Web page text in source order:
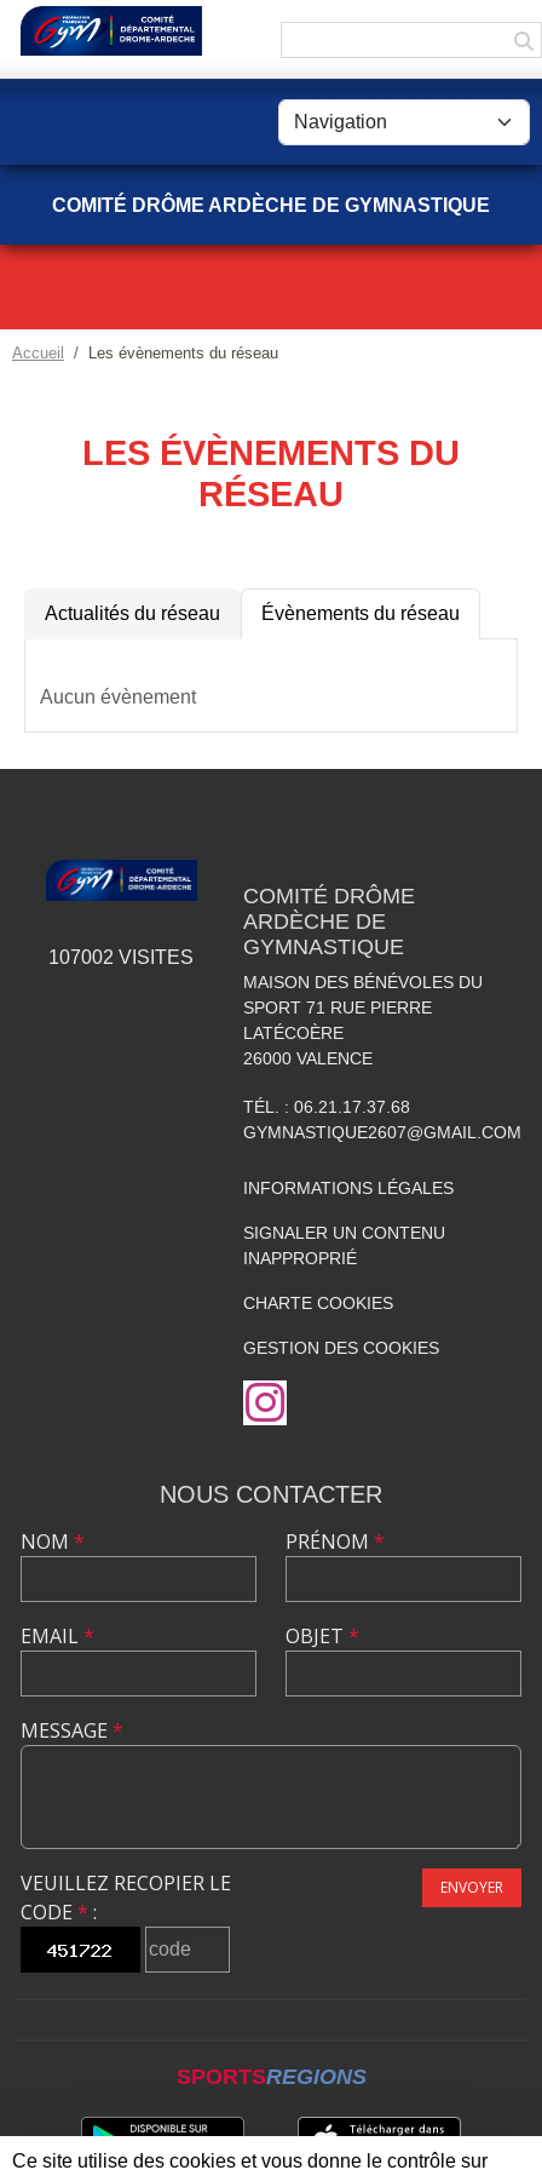
COMITÉ DRÔME ARDÈCHE DE GYMNASTIQUE
Accueil Les évènements du réseau
LES ÉVÈNEMENTS DU
RÉSEAU
Actualités du réseau Évènements du réseau
Aucun évènement
107002 VISITES
COMITÉ DRÔME
ARDÈCHE DE
GYMNASTIQUE
MAISON DES BÉNÉVOLES DU
SPORT 71 RUE PIERRE
LATÉCOÈRE
26000 VALENCE
TÉL. : 06.21.17.37.68
GYMNASTIQUE2607@GMAIL.COM
INFORMATIONS LÉGALES
SIGNALER UN CONTENU
INAPPROPRIÉ
CHARTE COOKIES
GESTION DES COOKIES
NOUS CONTACTER
NOM *
EMAIL*
PRÉNOM *
OBJET *
MESSAGE *
VEUILLEZ RECOPIER LE
CODE * :
ENVOYER
SPORTSREGIONS
Panneau de gestion des cookies
Ce site utilise des cookies et vous donne le contrôle sur